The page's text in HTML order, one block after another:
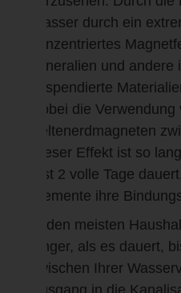
Wasser durch ein
konzentriertes
Mineralien und andere
suspendierte
wobei die Verwendung
Seltenerdmagneten
Dieser Effekt ist so
fast 2 volle Tage
Elemente ihre
In den meisten
länger, als es dauert,
zwischen Ihrer
Ausgang in die